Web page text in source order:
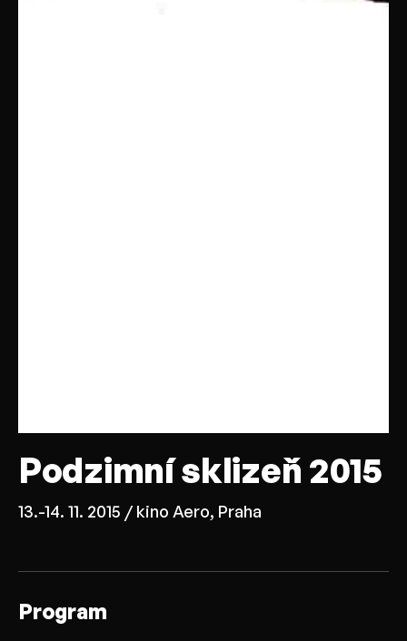
Podzimní sklizeň 2015
13.-14. 11. 2015 / kino Aero, Praha
Program